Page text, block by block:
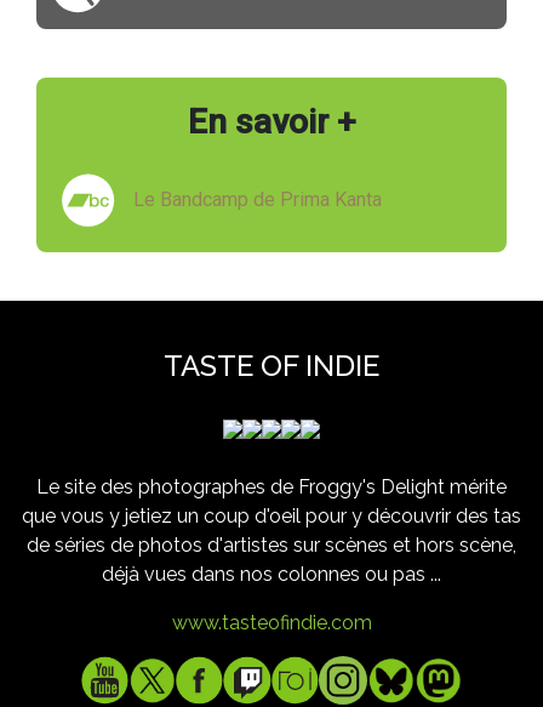
En savoir +
Le Bandcamp de Prima Kanta
TASTE OF INDIE
Le site des photographes de Froggy's Delight mérite
que vous y jetiez un coup d'oeil pour y découvrir des tas
de séries de photos d'artistes sur scènes et hors scène,
déjà vues dans nos colonnes ou pas ...
www.tasteofindie.com